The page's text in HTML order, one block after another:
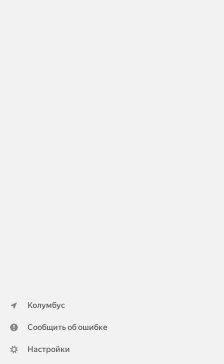
Колумбус
Сообщить об ошибке
Настройки